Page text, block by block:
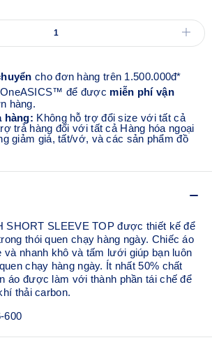
cho đơn hàng trên 1.500.000đ*
OneASICS™ để được miễn phí vận
hàng.
hàng: Không hỗ trợ đổi size với tất cả
trả hàng đối với tất cả Hàng hóa ngoại
giảm giá, tất/vớ, và các sản phẩm đồ
SHORT SLEEVE TOP được thiết kế để
thói quen chạy hàng ngày. Chiếc áo
và nhanh khô và tấm lưới giúp bạn luôn
chạy hàng ngày. Ít nhất 50% chất
áo được làm với thành phần tái chế để
thải carbon.
600